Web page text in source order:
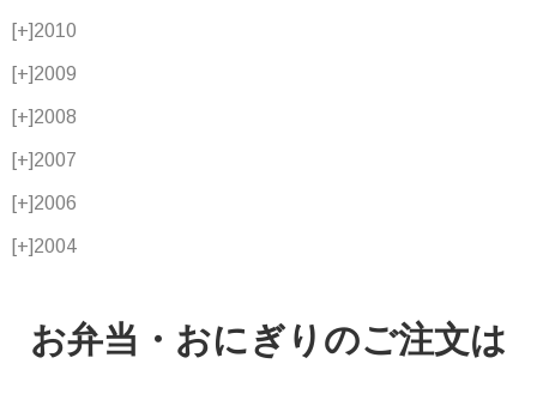
[+]2010
[+]2009
[+]2008
[+]2007
[+]2006
[+]2004
お弁当・おにぎりのご注文は